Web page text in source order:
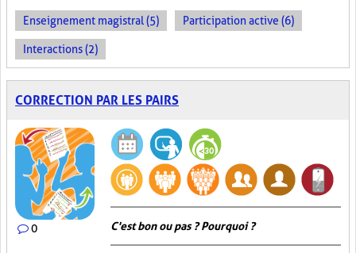
Enseignement magistral (5) Participation active (6)
Interactions (2)
CORRECTION PAR LES PAIRS
0 C'est bon ou pas ? Pourquoi ?